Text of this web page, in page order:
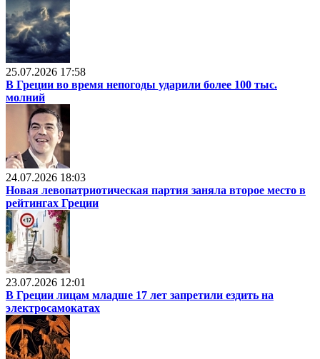
25.07.2026 17:58
В Греции во время непогоды ударили более 100 тыс.
молний
24.07.2026 18:03
Новая левопатриотическая партия заняла второе место в
рейтингах Греции
23.07.2026 12:01
В Греции лицам младше 17 лет запретили ездить на
электросамокатах